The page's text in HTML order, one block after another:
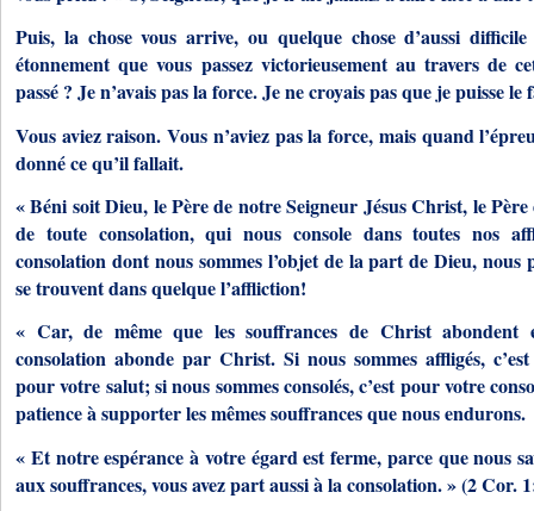
Puis, la chose vous arrive, ou quelque chose d’aussi
étonnement que vous passez victorieusement au travers de
passé ? Je n’avais pas la force. Je ne croyais pas que je puisse le
Vous aviez raison. Vous n’aviez pas la force, mais quand
donné ce qu’il fallait.
« Béni soit Dieu, le Père de notre Seigneur Jésus Christ, le
de toute consolation, qui nous console dans toutes nos
consolation dont nous sommes l’objet de la part de Dieu, nous
se trouvent dans quelque l’affliction!
« Car, de même que les souffrances de Christ abondent
consolation abonde par Christ. Si nous sommes affligés,
pour votre salut; si nous sommes consolés, c’est pour votre
patience à supporter les mêmes souffrances que nous endurons.
« Et notre espérance à votre égard est ferme, parce que nous
aux souffrances, vous avez part aussi à la consolation. » (2 Cor.